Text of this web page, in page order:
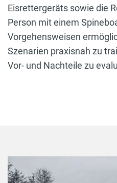
Eisrettergeräts sowie die
Person mit einem
Vorgehensweisen
Szenarien praxisnah zu
Vor- und Nachteile zu